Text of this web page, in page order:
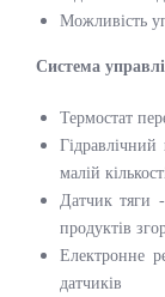
Можливість
Система
Термостат
Гідравлічний
малій
Датчик тяги
продуктів
Електронне
датчиків